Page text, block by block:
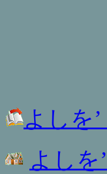
よしを
よしを